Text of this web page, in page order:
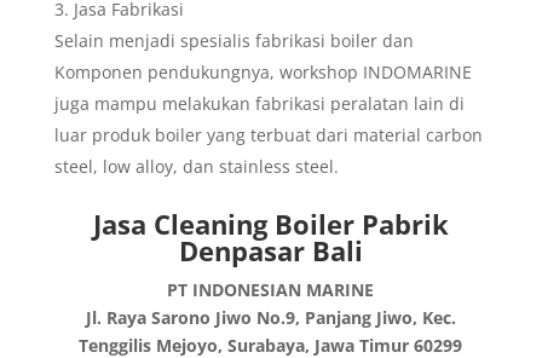
Jasa Fabrikasi
Selain menjadi spesialis fabrikasi boiler dan
Komponen pendukungnya, workshop INDOMARINE
juga mampu melakukan fabrikasi peralatan lain di
luar produk boiler yang terbuat dari material carbon
steel, low alloy, dan stainless steel.
Jasa Cleaning Boiler Pabrik
Denpasar Bali
PT INDONESIAN MARINE
Jl. Raya Sarono Jiwo No.9, Panjang Jiwo, Kec.
Tenggilis Mejoyo, Surabaya, Jawa Timur 60299